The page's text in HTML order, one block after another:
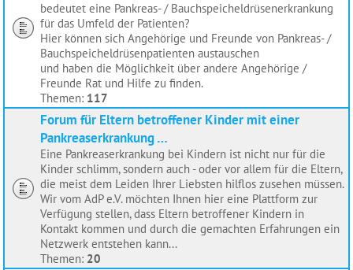
bedeutet eine Pankreas- / Bauchspeicheldrüsenerkrankung
für das Umfeld der Patienten?
Hier können sich Angehörige und Freunde von Pankreas- /
Bauchspeicheldrüsenpatienten austauschen
und haben die Möglichkeit über andere Angehörige /
Freunde Rat und Hilfe zu finden.
Themen: 117
Forum für Eltern betroffener Kinder mit einer
Pankreaserkrankung …
Eine Pankreaserkrankung bei Kindern ist nicht nur für die
Kinder schlimm, sondern auch - oder vor allem für die Eltern,
die meist dem Leiden Ihrer Liebsten hilflos zusehen müssen.
Wir vom AdP e.V. möchten Ihnen hier eine Plattform zur
Verfügung stellen, dass Eltern betroffener Kindern in
Kontakt kommen und durch die gemachten Erfahrungen ein
Netzwerk entstehen kann...
Themen: 20